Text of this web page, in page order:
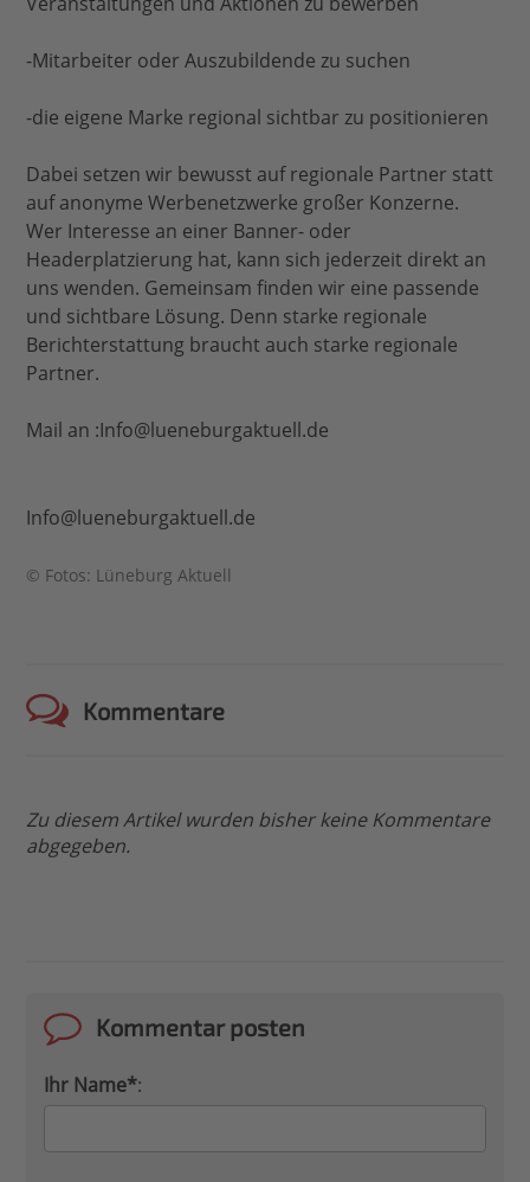
-Mitarbeiter oder Auszubildende zu suchen
-die eigene Marke regional sichtbar zu positionieren
Dabei setzen wir bewusst auf regionale Partner statt
auf anonyme Werbenetzwerke großer Konzerne.
Wer Interesse an einer Banner- oder
Headerplatzierung hat, kann sich jederzeit direkt an
uns wenden. Gemeinsam finden wir eine passende
und sichtbare Lösung. Denn starke regionale
Berichterstattung braucht auch starke regionale
Partner.
Mail an :Info@lueneburgaktuell.de
Info@lueneburgaktuell.de
© Fotos: Lüneburg Aktuell
Kommentare
Zu diesem Artikel wurden bisher keine Kommentare
abgegeben.
Kommentar posten
Ihr Name*: